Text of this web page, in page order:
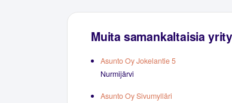
Muita samankaltaisia
Asunto Oy Jokelantie 5
Nurmijärvi
Asunto Oy Sivumylläri